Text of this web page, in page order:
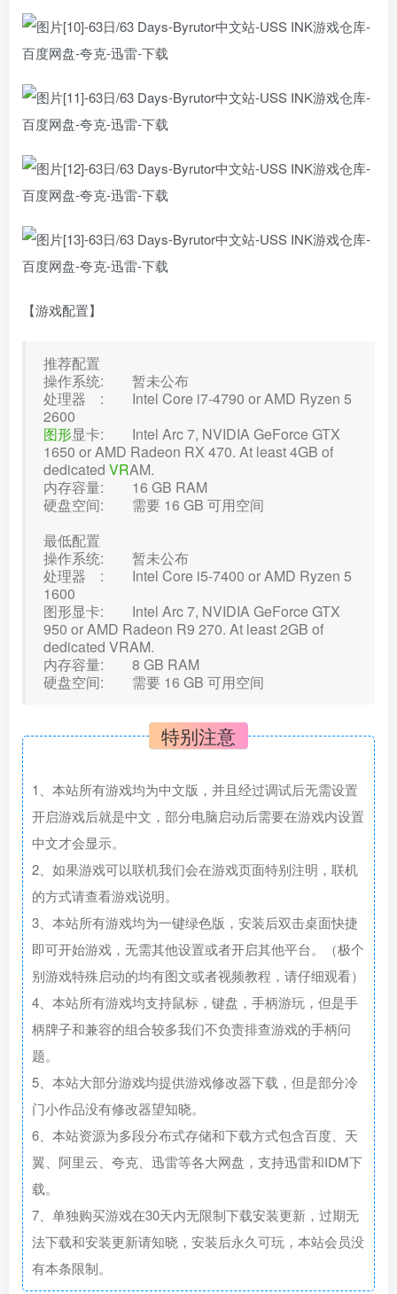
【游戏配置】
推荐配置
操作系统: 暂未公布
处理器 : Intel Core i7-4790 or AMD Ryzen 5
2600
图形显卡: Intel Arc 7, NVIDIA GeForce GTX
1650 or AMD Radeon RX 470. At least 4GB of
dedicated VRAM.
内存容量: 16 GB RAM
硬盘空间: 需要 16 GB 可用空间
最低配置
操作系统: 暂未公布
处理器 : Intel Core i5-7400 or AMD Ryzen 5
1600
图形显卡: Intel Arc 7, NVIDIA GeForce GTX
950 or AMD Radeon R9 270. At least 2GB of
dedicated VRAM.
内存容量: 8 GB RAM
硬盘空间: 需要 16 GB 可用空间
特别注意
1、本站所有游戏均为中文版，并且经过调试后无需设置
开启游戏后就是中文，部分电脑启动后需要在游戏内设置
中文才会显示。
2、如果游戏可以联机我们会在游戏页面特别注明，联机
的方式请查看游戏说明。
3、本站所有游戏均为一键绿色版，安装后双击桌面快捷
即可开始游戏，无需其他设置或者开启其他平台。（极个
别游戏特殊启动的均有图文或者视频教程，请仔细观看）
4、本站所有游戏均支持鼠标，键盘，手柄游玩，但是手
柄牌子和兼容的组合较多我们不负责排查游戏的手柄问
题。
5、本站大部分游戏均提供游戏修改器下载，但是部分冷
门小作品没有修改器望知晓。
6、本站资源为多段分布式存储和下载方式包含百度、天
翼、阿里云、夸克、迅雷等各大网盘，支持迅雷和IDM下
载。
7、单独购买游戏在30天内无限制下载安装更新，过期无
法下载和安装更新请知晓，安装后永久可玩，本站会员没
有本条限制。